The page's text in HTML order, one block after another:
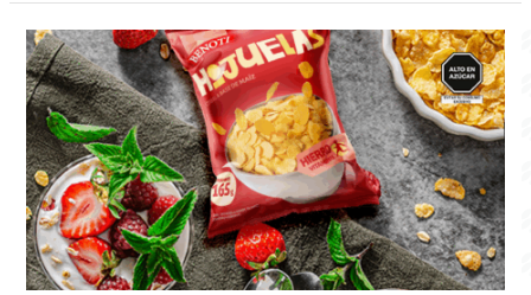
Parfait
crocante
y
saludable
con
Hojuelas
de
Maíz